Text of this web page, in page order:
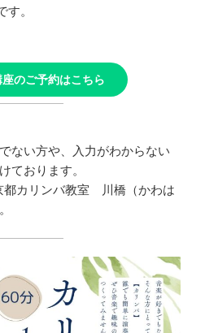
す。
のご予約はこちら
ない方や、入力がわからない
ております。
カリンバ教室 川橋（かわは